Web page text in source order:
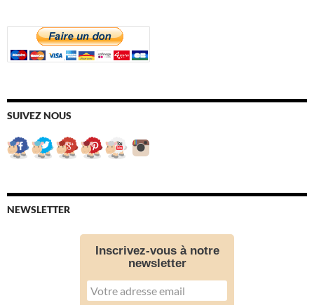
SUIVEZ NOUS
NEWSLETTER
Inscrivez-vous à notre
newsletter